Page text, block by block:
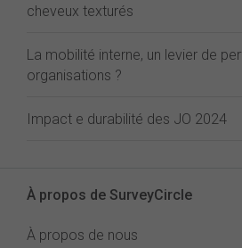
cheveux texturés
La mobilité interne, un levier de
organisations ?
Impact e durabilité des JO 2024
À propos de SurveyCircle
À propos de nous